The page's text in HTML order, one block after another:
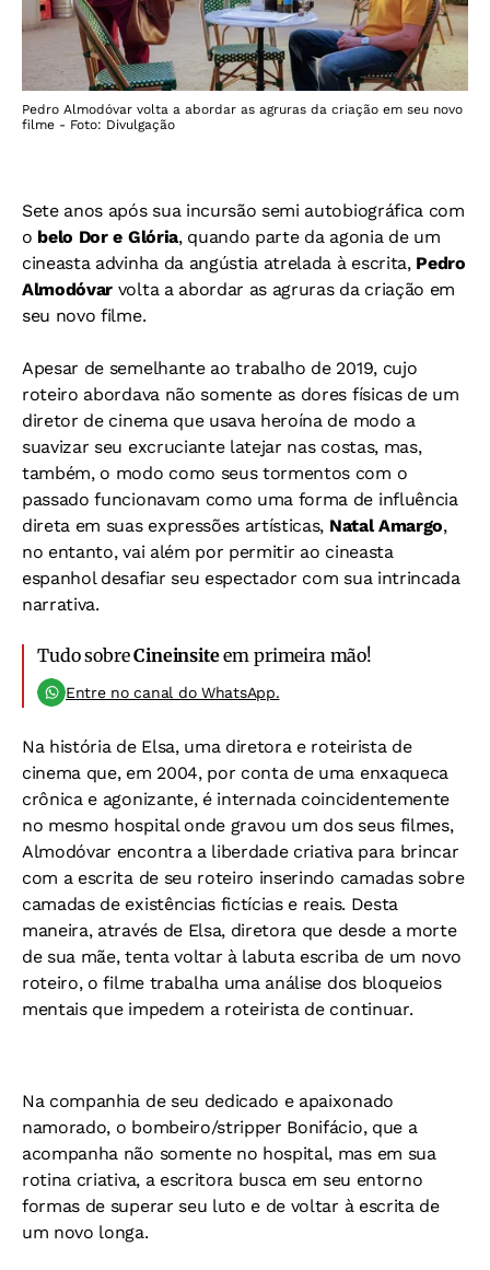
Pedro Almodóvar volta a abordar as agruras da criação em seu novo
filme - Foto: Divulgação
Sete anos após sua incursão semi autobiográfica com
o belo Dor e Glória, quando parte da agonia de um
cineasta advinha da angústia atrelada à escrita, Pedro
Almodóvar volta a abordar as agruras da criação em
seu novo filme.
Apesar de semelhante ao trabalho de 2019, cujo
roteiro abordava não somente as dores físicas de um
diretor de cinema que usava heroína de modo a
suavizar seu excruciante latejar nas costas, mas,
também, o modo como seus tormentos com o
passado funcionavam como uma forma de influência
direta em suas expressões artísticas, Natal Amargo,
no entanto, vai além por permitir ao cineasta
espanhol desafiar seu espectador com sua intrincada
narrativa.
Tudo sobreCineinsiteem primeira mão!
Entre no canal do WhatsApp.
Na história de Elsa, uma diretora e roteirista de
cinema que, em 2004, por conta de uma enxaqueca
crônica e agonizante, é internada coincidentemente
no mesmo hospital onde gravou um dos seus filmes,
Almodóvar encontra a liberdade criativa para brincar
com a escrita de seu roteiro inserindo camadas sobre
camadas de existências fictícias e reais. Desta
maneira, através de Elsa, diretora que desde a morte
de sua mãe, tenta voltar à labuta escriba de um novo
roteiro, o filme trabalha uma análise dos bloqueios
mentais que impedem a roteirista de continuar.
Na companhia de seu dedicado e apaixonado
namorado, o bombeiro/stripper Bonifácio, que a
acompanha não somente no hospital, mas em sua
rotina criativa, a escritora busca em seu entorno
formas de superar seu luto e de voltar à escrita de
um novo longa.